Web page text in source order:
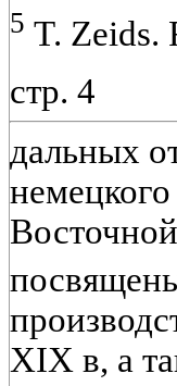
5 T. Zeids.
стр. 4
дальных
XIX в, а